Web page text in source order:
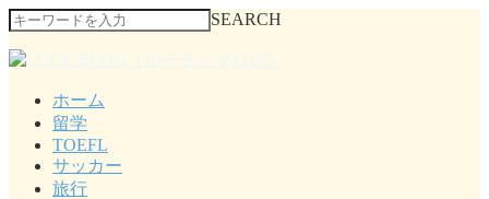
SEARCH
ホーム
留学
TOEFL
サッカー
旅行